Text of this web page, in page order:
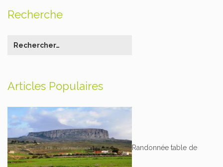
Recherche
Articles Populaires
Randonnée table de